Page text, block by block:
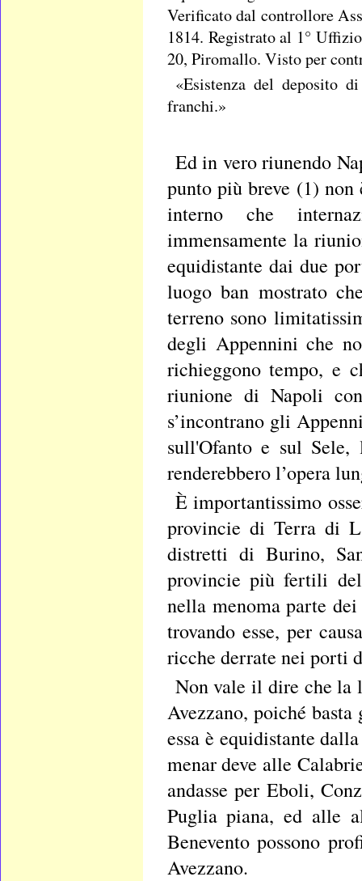
Verificato dal controllore
1814. Registrato al 1°
20, Piromallo. Visto per
«Esistenza del deposito
franchi.»
Ed in vero riunendo
punto più breve (1)
interno che
immensamente la
equidistante dai due
luogo ban mostrato
terreno sono
degli Appennini che
richieggono tempo, e
riunione di Napoli
s’incontrano gli
sull'Ofanto e sul
renderebbero l’opera
È importantissimo
provincie di Terra di
distretti di Burino,
provincie più fertili
nella menoma parte
trovando esse, per
ricche derrate nei porti
Non vale il dire che la
Avezzano, poiché
essa è equidistante
menar deve alle
andasse per Eboli,
Puglia piana, ed alle
Benevento possono
Avezzano.